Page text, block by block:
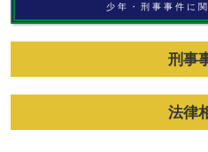
少年・刑事事件に
刑事
法律